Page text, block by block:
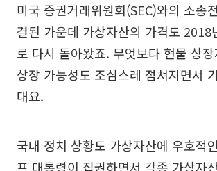
미국 증권거래위원회(SEC)와의 소송
결된 가운데 가상자산의 가격도 2018
로 다시 돌아왔죠. 무엇보다 현물 상
상장 가능성도 조심스레 점쳐지면서
대요.
국내 정치 상황도 가상자산에 우호적
프 대통령이 집권하면서 각종 가상자